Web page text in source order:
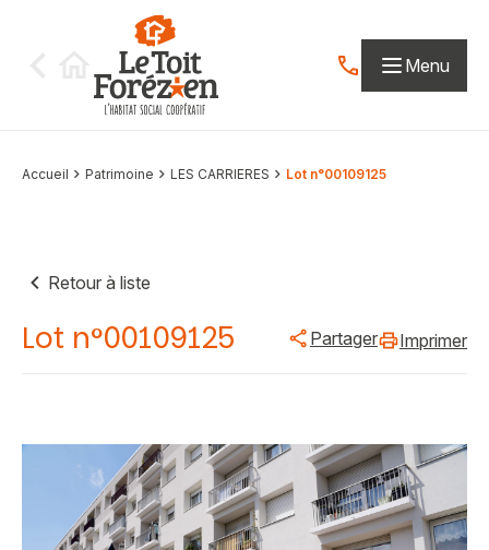
Contactez-nous
Menu
Accueil Patrimoine LES CARRIERES Lot n°00109125
Retour à liste
Lot n°00109125 Partager Imprimer